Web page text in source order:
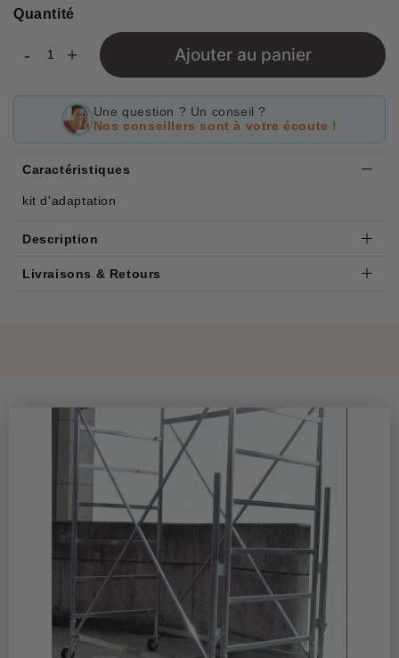
price
Quantité
- + Ajouter au panier
Une question ? Un conseil ?
Nos conseillers sont à votre écoute !
Caractéristiques
kit d'adaptation
Description
Livraisons & Retours